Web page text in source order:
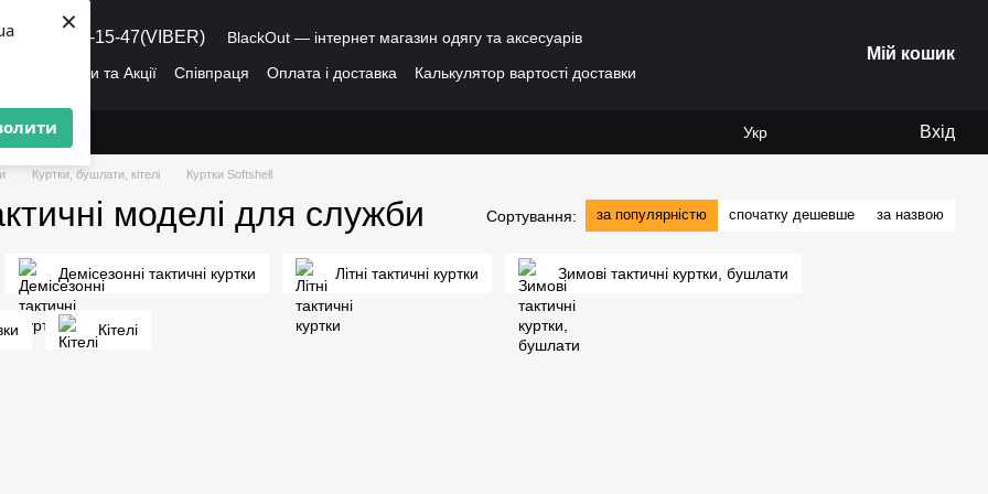
×
(095) 486-15-47(VIBER)
BlackOut — інтернет магазин одягу та аксесуарів
Знижки та Акції Співпраця Оплата і доставка
Калькулятор вартості доставки
Мій кошик
Укр Вхід
Куртки, бушлати, кітелі Куртки Softshell
моделі для служби Сортування: за популярністю спочатку дешевше за назвою
Демісезонні тактичні куртки Літні тактичні куртки Зимові тактичні куртки, бушлати
Кітелі